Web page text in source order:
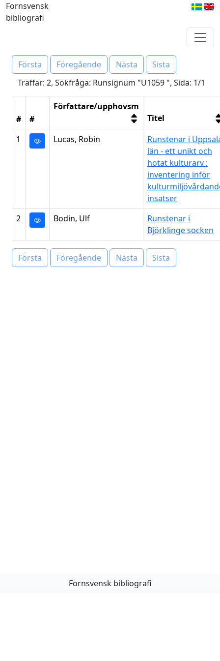
Fornsvensk
bibliografi
Första Föregående Nästa
Sista
Träffar: 2, Sökfråga: Runsignum "U1059 ", Sida: 1/1
# #
Författare/upphovsm
Titel
1
Lucas, Robin
Runstenar i
län - ett unikt och
hotat kulturarv :
inventering inför
insatser
2
Bodin, Ulf
Runstenar i
Björklinge socken
Första Föregående Nästa Sista
Fornsvensk bibliografi